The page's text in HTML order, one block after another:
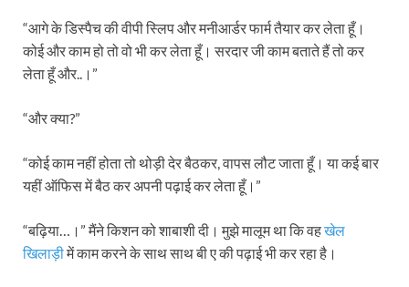
“आगे के डिस्पैच की वीपी स्लिप और मनीआर्डर फार्म तैयार कर लेता हूँ।
कोई और काम हो तो वो भी कर लेता हूँ। सरदार जी काम बताते हैं तो कर
लेता हूँ और..।”
“और क्या?”
“कोई काम नहीं होता तो थोड़ी देर बैठकर, वापस लौट जाता हूँ। या कई बार
यहीं ऑफिस में बैठ कर अपनी पढ़ाई कर लेता हूँ।”
“बढ़िया…।” मैंने किशन को शाबाशी दी। मुझे मालूम था कि वहखेल
खिलाड़ीमें काम करने के साथ साथ बी ए की पढ़ाई भी कर रहा है।